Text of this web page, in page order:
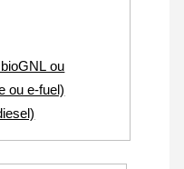
ou
ou e-fuel)